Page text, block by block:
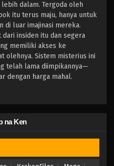
dalam. Tergoda oleh
itu terus maju, hanya untuk
di luar imajinasi mereka.
dari insiden itu dan segera
memiliki akses ke
olehnya. Sistem misterius ini
telah lama diimpikannya—
dengan harga mahal.
na Ken